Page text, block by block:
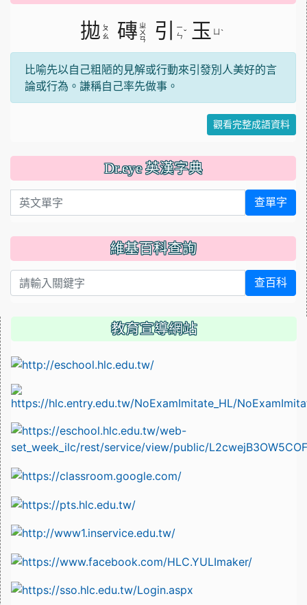
拋 ㄆ
ㄠ
磚 ㄓ
ㄨ
ㄢ
引
ㄧ
ㄣˇ 玉 ˋ
比喻先以自己粗陋的見解或行動來引發別人美好的言
論或行為。謙稱自己率先做事。
觀看完整成語資料
Dr.eye 英漢字典
英文單字 查單字
維基百科查詢
查百科
教育宣導網站